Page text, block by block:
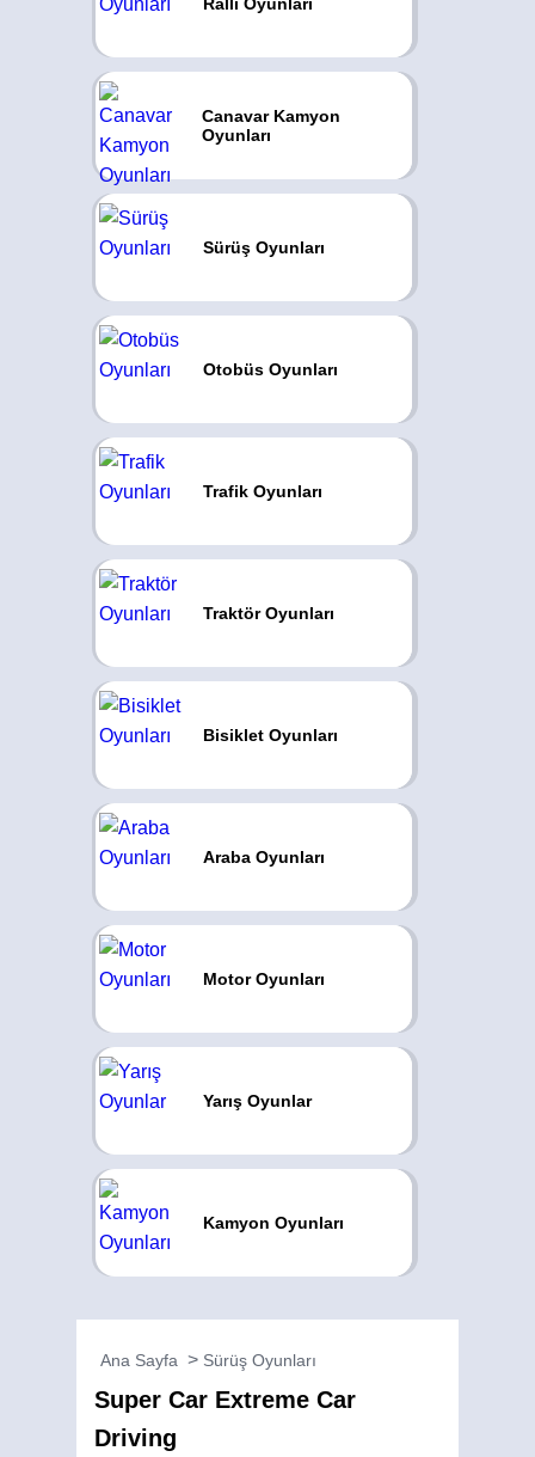
Canavar Kamyon
Oyunları
Sürüş Oyunları
Otobüs Oyunları
Trafik Oyunları
Traktör Oyunları
Bisiklet Oyunları
Araba Oyunları
Motor Oyunları
Yarış Oyunlar
Kamyon Oyunları
Ana Sayfa Sürüş Oyunları
Super Car Extreme Car
Driving